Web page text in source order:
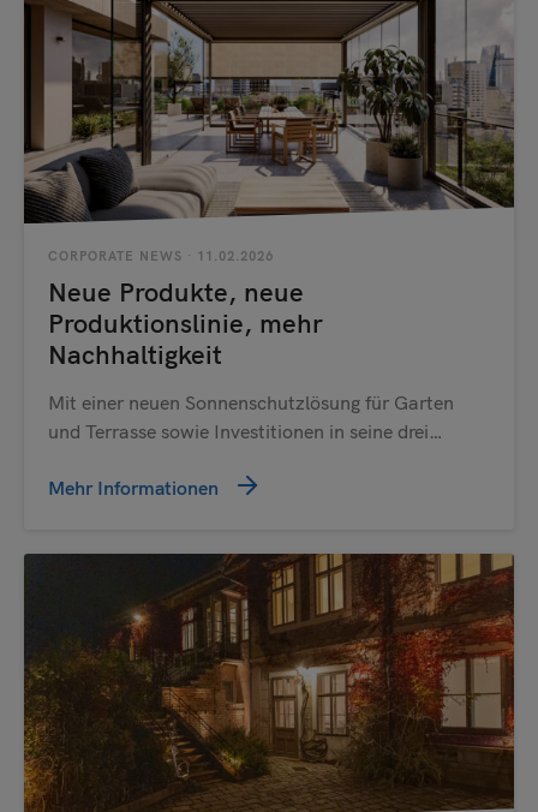
CORPORATE NEWS · 11.02.2026
Neue Produkte, neue
Produktionslinie, mehr
Nachhaltigkeit
Mit einer neuen Sonnenschutzlösung für Garten
und Terrasse sowie Investitionen in seine drei…
Mehr Informationen